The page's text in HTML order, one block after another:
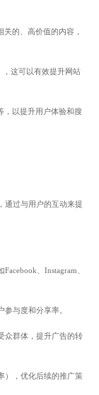
的、高价值的内容，
这可以有效提升网站
，以提升用户体验和搜
通过与用户的互动来提
、Instagram、
与度和分享率。
众群体，提升广告的转
），优化后续的推广策